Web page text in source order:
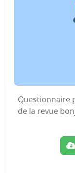
Questionnaire
de la revue